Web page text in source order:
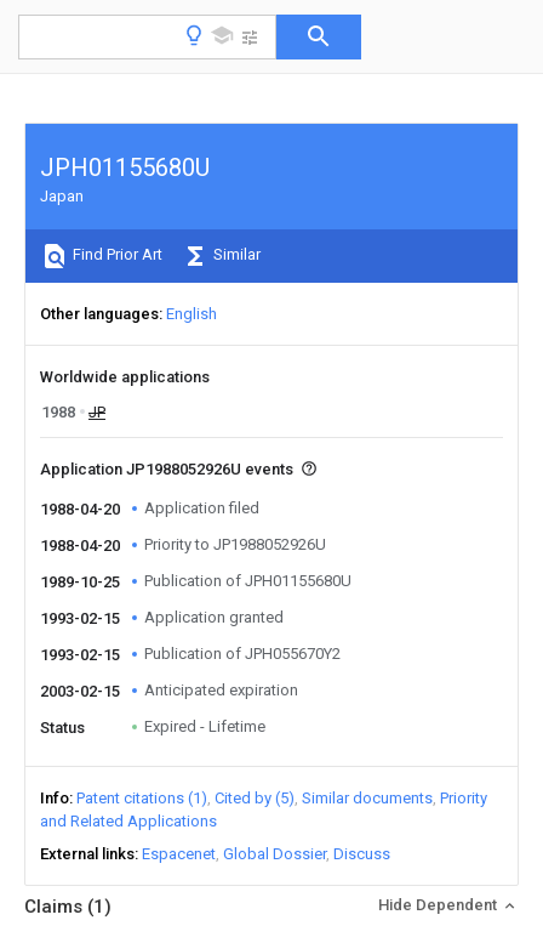
JPH01155680U
Japan
Find Prior Art Similar
Other languages English
Worldwide applications
1988
JP
Application JP1988052926U events
1988-04-20 Application filed
1988-04-20 Priority to JP1988052926U
1989-10-25 Publication of JPH01155680U
1993-02-15 Application granted
1993-02-15 Publication of JPH055670Y2
2003-02-15 Anticipated expiration
Status Expired - Lifetime
Info Patent citations (1) Cited by (5) Similar documents Priority
and Related Applications
External links Espacenet Global Dossier Discuss
Claims (1) Hide Dependent